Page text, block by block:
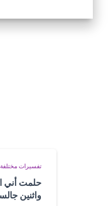
تفسيرات مختلفة
حلمت أني
واثنين